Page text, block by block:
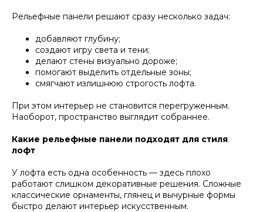
Рельефные панели решают сразу несколько задач:
добавляют глубину;
создают игру света и тени;
делают стены визуально дороже;
помогают выделить отдельные зоны;
смягчают излишнюю строгость лофта.
При этом интерьер не становится перегруженным.
Наоборот, пространство выглядит собраннее.
Какие рельефные панели подходят для стиля
лофт
У лофта есть одна особенность — здесь плохо
работают слишком декоративные решения. Сложные
классические орнаменты, глянец и вычурные формы
быстро делают интерьер искусственным.